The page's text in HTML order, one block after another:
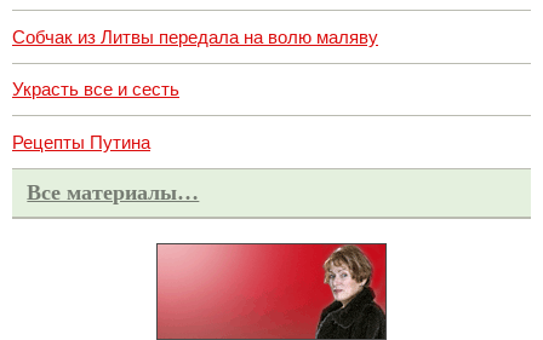
Собчак из Литвы передала на волю маляву
Украсть все и сесть
Рецепты Путина
Все материалы…